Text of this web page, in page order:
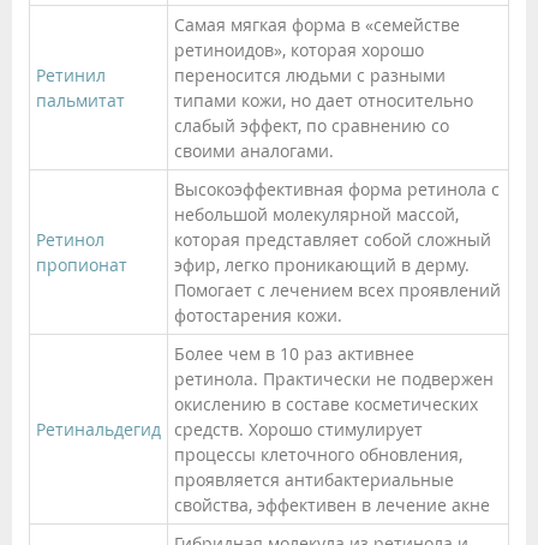
Ретинил
пальмитат
Самая мягкая форма в «семействе
ретиноидов», которая хорошо
переносится людьми с разными
типами кожи, но дает относительно
слабый эффект, по сравнению со
своими аналогами.
Ретинол
пропионат
Высокоэффективная форма ретинола с
небольшой молекулярной массой,
которая представляет собой сложный
эфир, легко проникающий в дерму.
Помогает с лечением всех проявлений
фотостарения кожи.
Ретинальдегид
Более чем в 10 раз активнее
ретинола. Практически не подвержен
окислению в составе косметических
средств. Хорошо стимулирует
процессы клеточного обновления,
проявляется антибактериальные
свойства, эффективен в лечение акне